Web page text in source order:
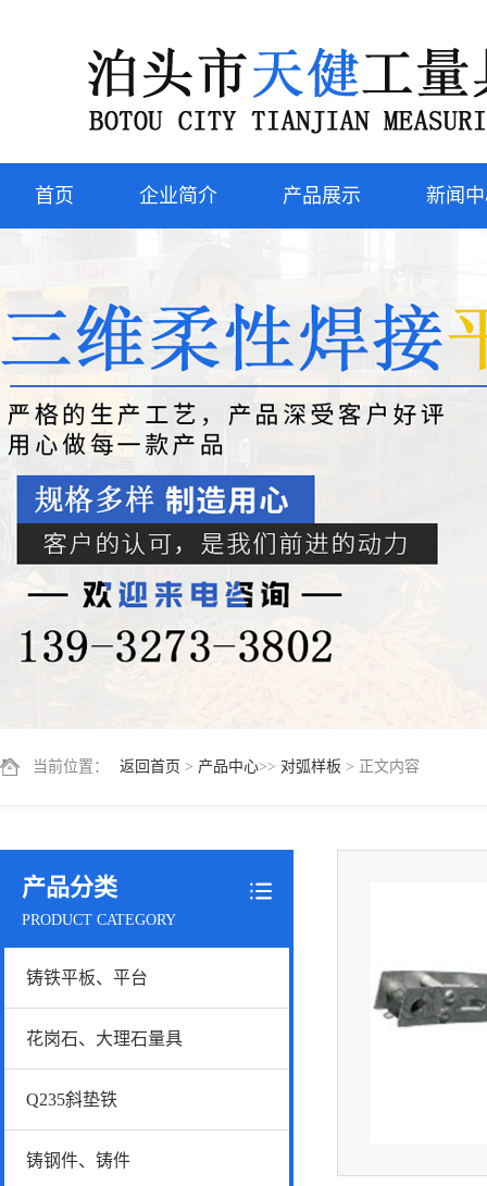
首页 企业简介 产品展示 新闻
当前位置： 返回首页 > 产品中心>> 对弧样板 > 正文内容
产品分类
PRODUCT CATEGORY
铸铁平板、平台
花岗石、大理石量具
Q235斜垫铁
铸钢件、铸件